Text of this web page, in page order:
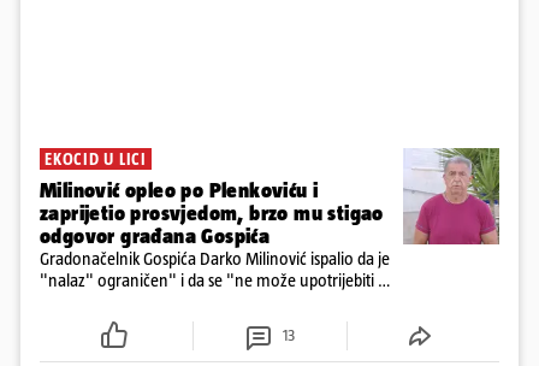
EKOCID U LICI
Milinović opleo po Plenkoviću i
zaprijetio prosvjedom, brzo mu stigao
odgovor građana Gospića
Gradonačelnik Gospića Darko Milinović ispalio da je
"nalaz" ograničen" i da se "ne može upotrijebiti za
ga je naručio Uskok i da je dio spisa
13